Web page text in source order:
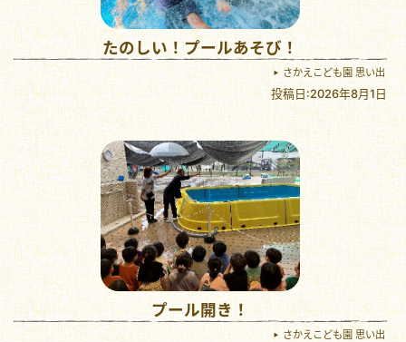
たのしい！プールあそび！
さかえこども園 思い出
投稿日:2026年8月1日
プール開き！
さかえこども園 思い出